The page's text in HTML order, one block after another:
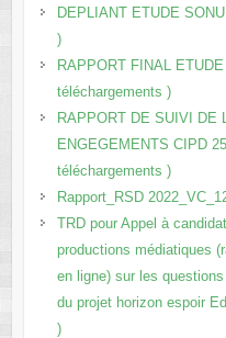
DEPLIANT ETUDE
)
RAPPORT FINAL
téléchargements )
RAPPORT DE SUIVI
ENGEGEMENTS CIPD
téléchargements )
Rapport_RSD
TRD pour Appel à
productions médiatiques
en ligne) sur les
du projet horizon espoir
)